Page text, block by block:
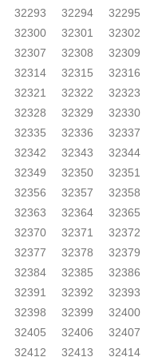
32293 32294
32295
32300 32301
32302
32307 32308
32309
32314 32315
32316
32321 32322
32323
32328 32329
32330
32335 32336
32337
32342 32343
32344
32349 32350
32351
32356 32357
32358
32363 32364
32365
32370 32371
32372
32377 32378
32379
32384 32385
32386
32391 32392
32393
32398 32399
32400
32405 32406
32407
32412 32413
32414